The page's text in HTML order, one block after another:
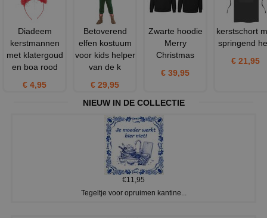
Diadeem
kerstmannen
met klatergoud
en boa rood
€ 4,95
Betoverend
elfen kostuum
voor kids helper
van de k
€ 29,95
Zwarte hoodie
Merry
Christmas
€ 39,95
kerstschort
springend
€ 21,95
NIEUW IN DE COLLECTIE
€11,95
Tegeltje voor opruimen kantine...